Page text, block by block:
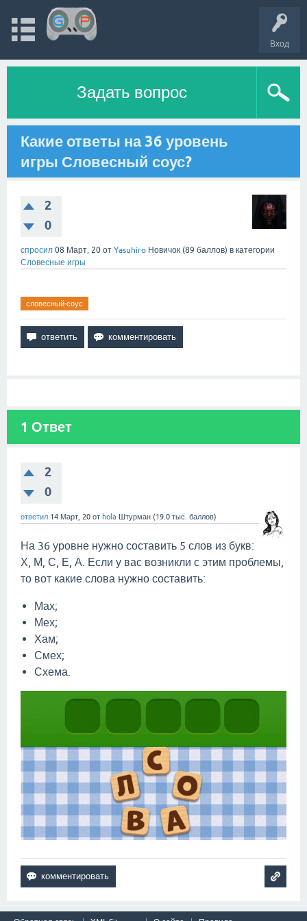
Вход
Задать вопрос
Какие ответы на 36 уровень
игры Словесный соус?
2
0
спросил 08 Март, 20 от Yasuhiro Новичок (89 баллов) в категории
Словесные игры
словесный-соус
1 Ответ
2
0
ответил 14 Март, 20 от hola Штурман (19.0 тыс. баллов)
На 36 уровне нужно составить 5 слов из букв:
Х, М, С, Е, А. Если у вас возникли с этим проблемы,
то вот какие слова нужно составить:
Мах;
Мех;
Хам;
Смех;
Схема.